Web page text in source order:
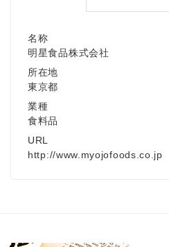
名称
明星食品株式会社
所在地
東京都
業種
食料品
URL
http://www.myojofoods.co.jp